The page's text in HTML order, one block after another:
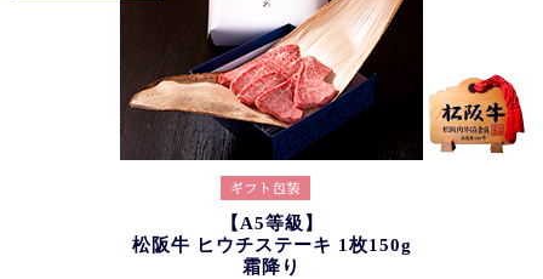
【A5等級】
松阪牛 ヒウチステーキ 1枚150g
霜降り